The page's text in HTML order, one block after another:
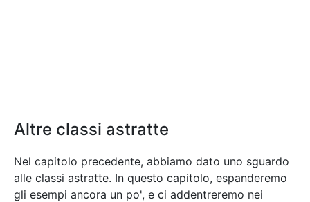
Altre classi astratte
Nel capitolo precedente, abbiamo dato uno sguardo
alle classi astratte. In questo capitolo, espanderemo
gli esempi ancora un po', e ci addentreremo nei